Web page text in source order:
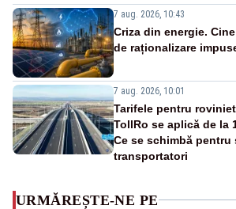
7 aug. 2026, 10:43
Criza din energie.
de raționalizare
7 aug. 2026, 10:01
Tarifele pentru
TollRo se aplică de la
Ce se schimbă pentru
transportatori
URMĂREȘTE-NE PE